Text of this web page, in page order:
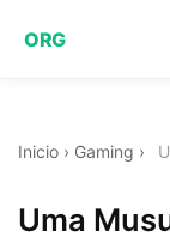
ORG
Inicio › Gaming ›
Uma